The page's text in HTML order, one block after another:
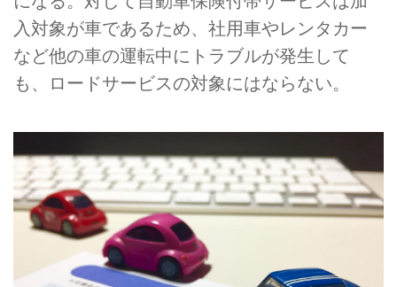
入対象が車であるため、社用車やレンタカー
など他の車の運転中にトラブルが発生して
も、ロードサービスの対象にはならない。